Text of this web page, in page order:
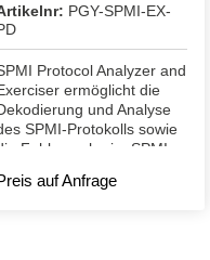
PGY-SPMI-EX-
Protocol Analyzer and
ermöglicht die
und Analyse
SPMI-Protokolls sowie
die Fehlersuche im SPMI-
auf Anfrage